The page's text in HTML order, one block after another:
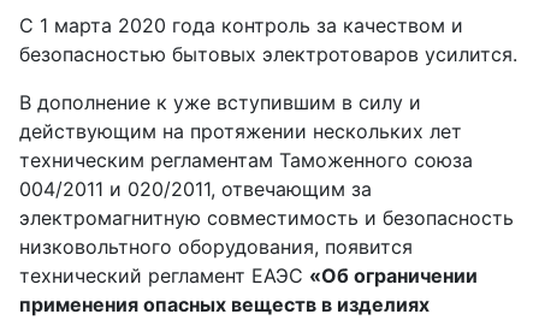
С 1 марта 2020 года контроль за качеством и
безопасностью бытовых электротоваров усилится.
В дополнение к уже вступившим в силу и
действующим на протяжении нескольких лет
техническим регламентам Таможенного союза
004/2011 и 020/2011, отвечающим за
электромагнитную совместимость и безопасность
низковольтного оборудования, появится
технический регламент ЕАЭС «Об ограничении
применения опасных веществ в изделиях